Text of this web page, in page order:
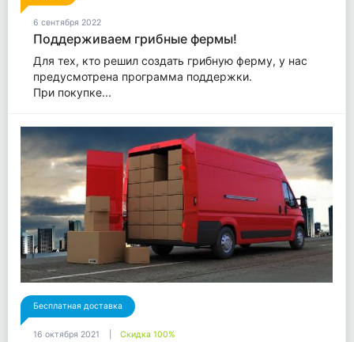
6 сентября 2022
Поддерживаем грибные фермы!
Для тех, кто решил создать грибную ферму, у нас
предусмотрена программа поддержки.
При покупке...
Бесплатная доставка
16 октября 2021 Скидка 100%